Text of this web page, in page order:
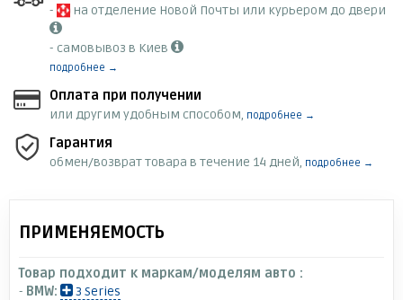
-
на отделение Новой Почты или курьером до двери
- самовывоз в Киев
подробнее →
Оплата при получении
или другим удобным способом, подробнее →
Гарантия
обмен/возврат товара в течение 14 дней, подробнее →
ПРИМЕНЯЕМОСТЬ
Товар подходит к маркам/моделям авто :
- BMW:
3 Series